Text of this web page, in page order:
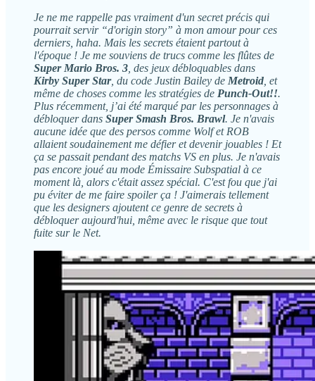
Je ne me rappelle pas vraiment d'un secret précis qui
pourrait servir “d'origin story” à mon amour pour ces
derniers, haha. Mais les secrets étaient partout à
l'époque ! Je me souviens de trucs comme les flûtes de
Super Mario Bros. 3 , des jeux débloquables dans
Kirby Super Star, du code Justin Bailey de Metroid , et
même de choses comme les stratégies de Punch-Out!!.
Plus récemment, j’ai été marqué par les personnages à
débloquer dans Super Smash Bros. Brawl. Je n'avais
aucune idée que des persos comme Wolf et ROB
allaient soudainement me défier et devenir jouables ! Et
ça se passait pendant des matchs VS en plus. Je n'avais
pas encore joué au mode Émissaire Subspatial à ce
moment là, alors c'était assez spécial. C'est fou que j'ai
pu éviter de me faire spoiler ça ! J'aimerais tellement
que les designers ajoutent ce genre de secrets à
débloquer aujourd'hui, même avec le risque que tout
fuite sur le Net.